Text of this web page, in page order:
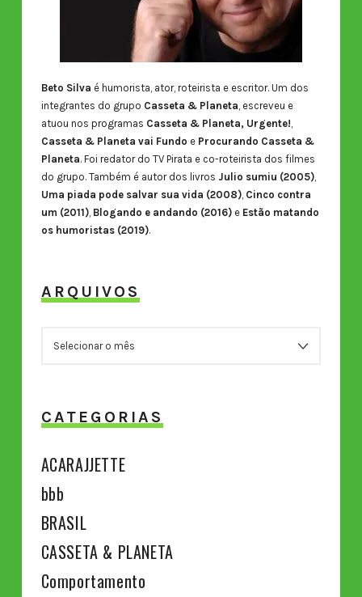
Beto Silva é humorista, ator, roteirista e escritor. Um dos
integrantes do grupo Casseta & Planeta, escreveu e
atuou nos programas Casseta & Planeta, Urgente!,
Casseta & Planeta vai Fundo e Procurando Casseta &
Planeta. Foi redator do TV Pirata e co-roteirista dos filmes
do grupo. Também é autor dos livros Julio sumiu (2005),
Uma piada pode salvar sua vida (2008), Cinco contra
um (2011), Blogando e andando (2016)e Estão matando
os humoristas (2019).
ARQUIVOS
CATEGORIAS
ACARAJJETTE
bbb
BRASIL
CASSETA & PLANETA
Comportamento